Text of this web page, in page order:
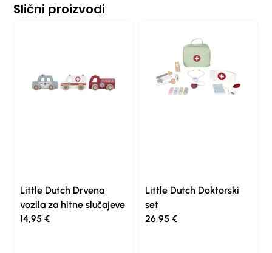
Slični proizvodi
Little Dutch Drvena
vozila za hitne slučajeve
14,95€
Little Dutch Doktorski
set
26,95 €